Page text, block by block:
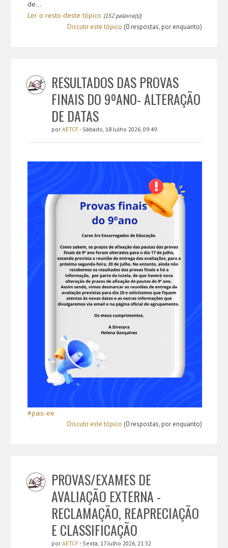
de...
Ler o resto deste tópico (152 palavra(s))
Discutir este tópico (0 respostas, por enquanto)
RESULTADOS DAS PROVAS
FINAIS DO 9ºANO- ALTERAÇÃO
DE DATAS
por AETCF- Sábado, 18 Julho 2026, 09:49
#pais-ee
Discutir este tópico (0 respostas, por enquanto)
PROVAS/EXAMES DE
AVALIAÇÃO EXTERNA -
RECLAMAÇÃO, REAPRECIAÇÃO
E CLASSIFICAÇÃO
por AETCF- Sexta, 17 Julho 2026, 21:32